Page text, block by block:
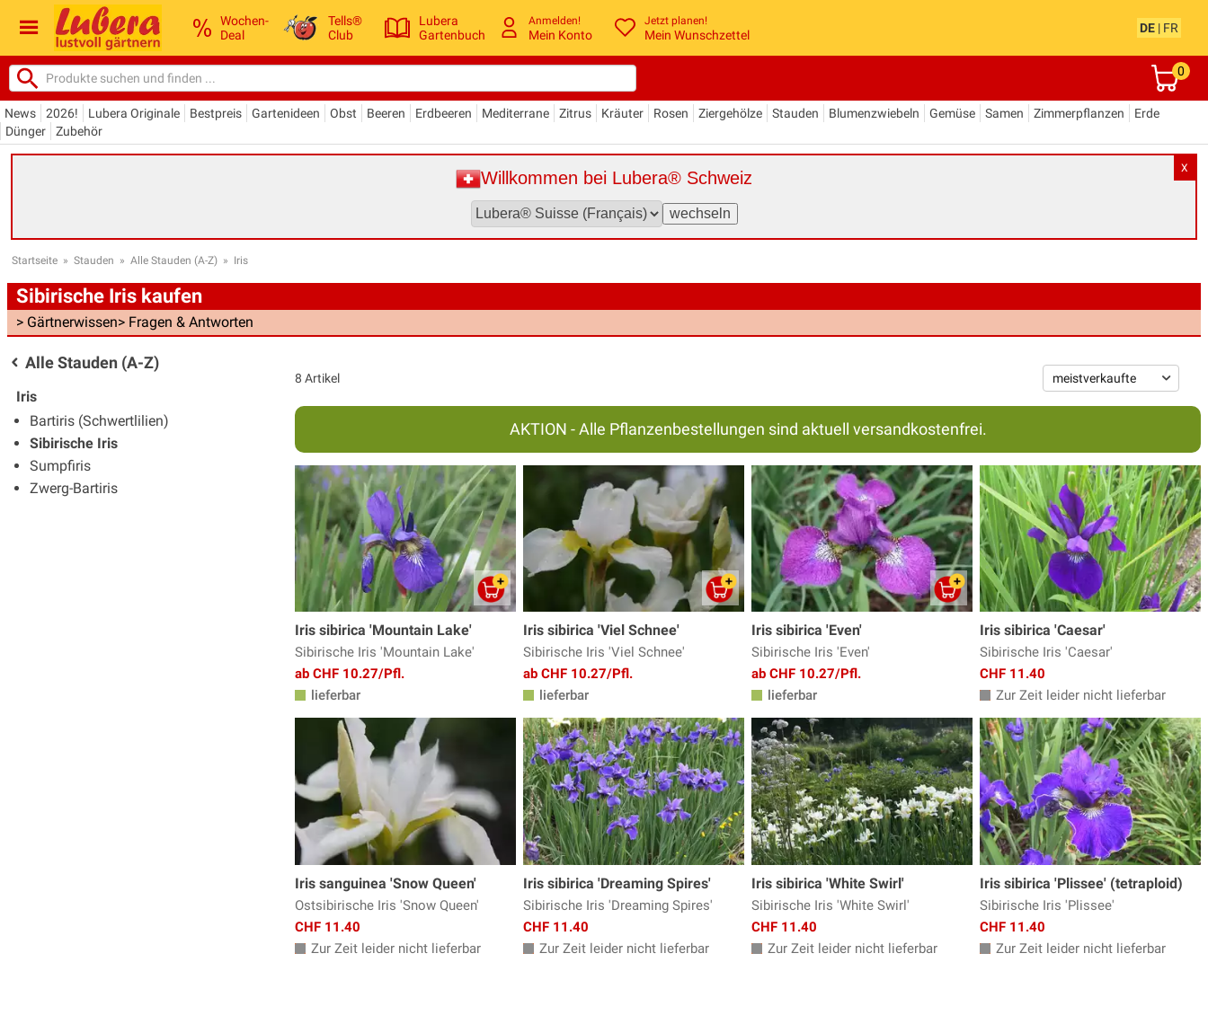
Wochen-
Deal
Tells®
Club
Lubera
Gartenbuch
Anmelden!
Mein Konto
Jetzt planen!
Mein Wunschzettel
DE | FR
0
News 2026! Lubera Originale Bestpreis Gartenideen Obst Beeren Erdbeeren Mediterrane Zitrus Kräuter Rosen Ziergehölze Stauden Blumenzwiebeln Gemüse Samen Zimmerpflanzen
Erde
Dünger
Zubehör
X
Willkommen bei Lubera® Schweiz
Startseite » Stauden » Alle Stauden (A-Z) » Iris
Sibirische Iris kaufen
> Gärtnerwissen> Fragen & Antworten
Alle Stauden (A-Z)
Iris
Bartiris (Schwertlilien)
Sibirische Iris
Sumpfiris
Zwerg-Bartiris
8 Artikel
AKTION - Alle Pflanzenbestellungen sind aktuell versandkostenfrei.
Iris sibirica 'Mountain Lake'
Sibirische Iris 'Mountain Lake'
ab CHF 10.27/Pfl.
lieferbar
Iris sibirica 'Viel Schnee'
Sibirische Iris 'Viel Schnee'
ab CHF 10.27/Pfl.
lieferbar
Iris sibirica 'Even'
Sibirische Iris 'Even'
ab CHF 10.27/Pfl.
lieferbar
Iris sibirica 'Caesar'
Sibirische Iris 'Caesar'
CHF 11.40
Zur Zeit leider nicht lieferbar
Iris sanguinea 'Snow Queen'
Ostsibirische Iris 'Snow Queen'
CHF 11.40
Zur Zeit leider nicht lieferbar
Iris sibirica 'Dreaming Spires'
Sibirische Iris 'Dreaming Spires'
CHF 11.40
Zur Zeit leider nicht lieferbar
Iris sibirica 'White Swirl'
Sibirische Iris 'White Swirl'
CHF 11.40
Zur Zeit leider nicht lieferbar
Iris sibirica 'Plissee' (tetraploid)
Sibirische Iris 'Plissee'
CHF 11.40
Zur Zeit leider nicht lieferbar